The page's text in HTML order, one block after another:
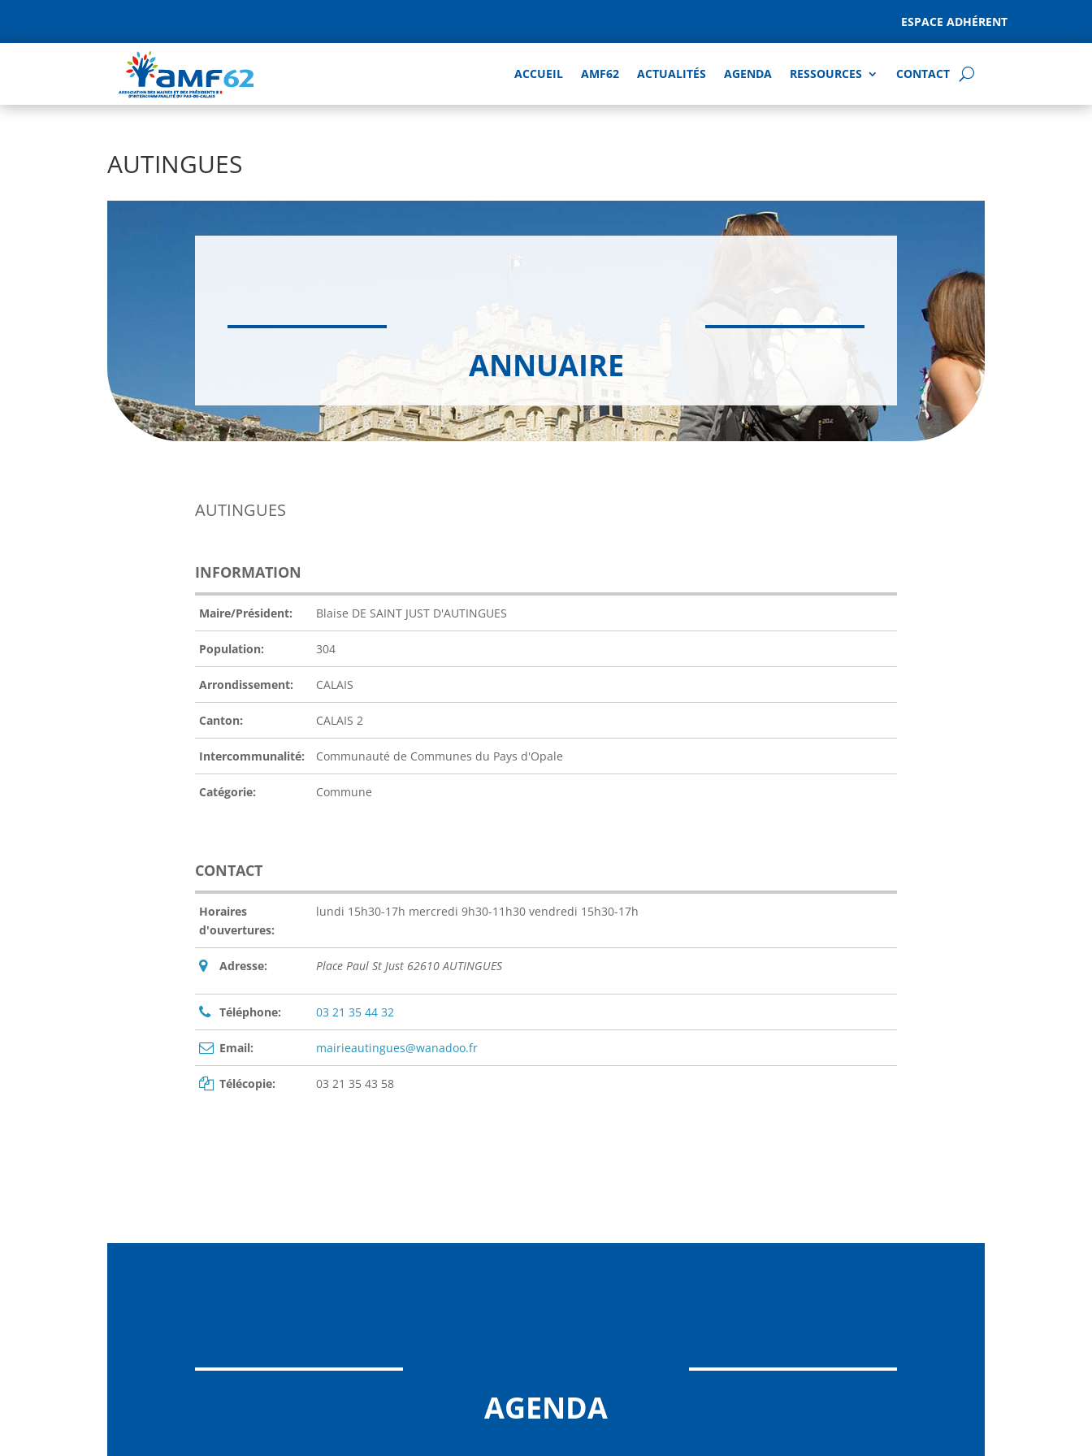
ESPACE ADHÉRENT
ACCUEIL AMF62 ACTUALITÉS AGENDA RESSOURCES CONTACT
AUTINGUES
ANNUAIRE
AUTINGUES
INFORMATION
Maire/Président: Blaise DE SAINT JUST D'AUTINGUES
Population: 304
Arrondissement: CALAIS
Canton: CALAIS 2
Intercommunalité: Communauté de Communes du Pays d'Opale
Catégorie: Commune
CONTACT
Horaires
d'ouvertures:
lundi 15h30-17h mercredi 9h30-11h30 vendredi 15h30-17h
Adresse: Place Paul St Just 62610 AUTINGUES
Téléphone: 03 21 35 44 32
Email: mairieautingues@wanadoo.fr
Télécopie: 03 21 35 43 58
AGENDA